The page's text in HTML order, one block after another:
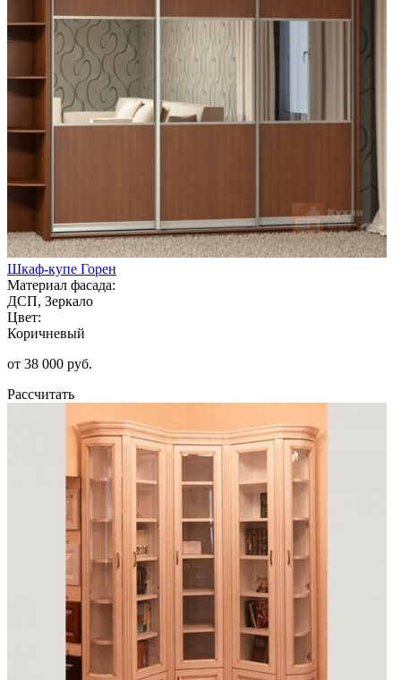
Шкаф-купе Горен
Материал фасада:
ДСП, Зеркало
Цвет:
Коричневый
от 38 000 руб.
Рассчитать